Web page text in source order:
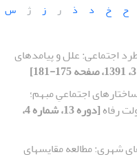
ح خ د ذ ر ز ژ س
اجتماعی: علل و پیامدهای
اجتماعیِ مبهم؛
[دوره 13، شماره 4،
زندگی روزمره در پارک‌های شهری: مطالعه مقایسه‎ای